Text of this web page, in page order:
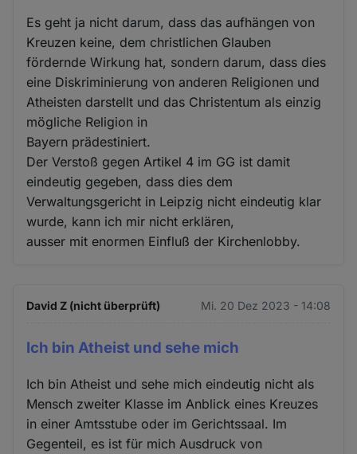
Es geht ja nicht darum, dass das aufhängen von
Kreuzen keine, dem christlichen Glauben
fördernde Wirkung hat, sondern darum, dass dies
eine Diskriminierung von anderen Religionen und
Atheisten darstellt und das Christentum als einzig
mögliche Religion in
Bayern prädestiniert.
Der Verstoß gegen Artikel 4 im GG ist damit
eindeutig gegeben, dass dies dem
Verwaltungsgericht in Leipzig nicht eindeutig klar
wurde, kann ich mir nicht erklären,
ausser mit enormen Einfluß der Kirchenlobby.
David Z (nicht überprüft) Mi. 20 Dez 2023 - 14:08
Ich bin Atheist und sehe mich
Ich bin Atheist und sehe mich eindeutig nicht als
Mensch zweiter Klasse im Anblick eines Kreuzes
in einer Amtsstube oder im Gerichtssaal. Im
Gegenteil, es ist für mich Ausdruck von